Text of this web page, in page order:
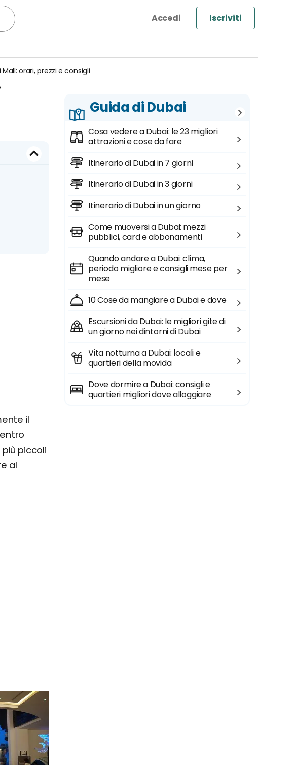
Iscriviti
orari, prezzi e consigli
il
piccoli
al
Guida di Dubai
Cosa vedere a Dubai: le 23 migliori
attrazioni e cose da fare
Itinerario di Dubai in 7 giorni
Itinerario di Dubai in 3 giorni
Itinerario di Dubai in un giorno
Come muoversi a Dubai: mezzi
pubblici, card e abbonamenti
Quando andare a Dubai: clima,
periodo migliore e consigli mese per
mese
10 Cose da mangiare a Dubai e dove
Escursioni da Dubai: le migliori gite di
un giorno nei dintorni di Dubai
Vita notturna a Dubai: locali e
quartieri della movida
Dove dormire a Dubai: consigli e
quartieri migliori dove alloggiare